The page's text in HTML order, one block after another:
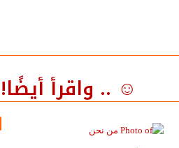
☺ .. واقرأ